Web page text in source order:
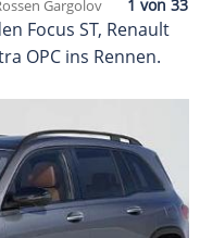
Gargolov
Focus ST, Renault
OPC ins Rennen.